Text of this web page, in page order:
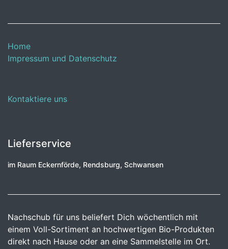
Home
Impressum und Datenschutz
Kontaktiere uns
Lieferservice
im Raum Eckernförde, Rendsburg, Schwansen
Nachschub für uns beliefert Dich wöchentlich mit
einem Voll-Sortiment an hochwertigen Bio-Produkten
direkt nach Hause oder an eine Sammelstelle im Ort.